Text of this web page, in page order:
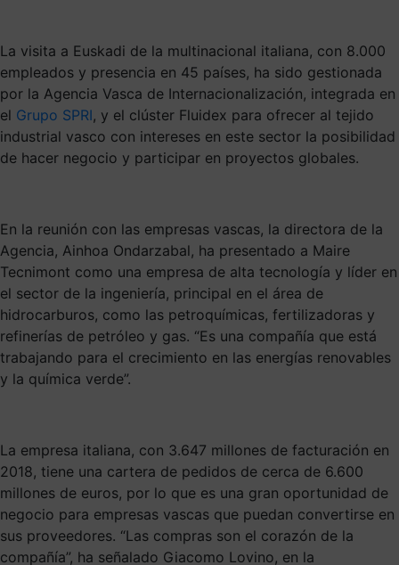
La visita a Euskadi de la multinacional italiana, con 8.000
empleados y presencia en 45 países, ha sido gestionada
por la Agencia Vasca de Internacionalización, integrada en
el Grupo SPRI, y el clúster Fluidex para ofrecer al tejido
industrial vasco con intereses en este sector la posibilidad
de hacer negocio y participar en proyectos globales.
En la reunión con las empresas vascas, la directora de la
Agencia, Ainhoa Ondarzabal, ha presentado a Maire
Tecnimont como una empresa de alta tecnología y líder en
el sector de la ingeniería, principal en el área de
hidrocarburos, como las petroquímicas, fertilizadoras y
refinerías de petróleo y gas. “Es una compañía que está
trabajando para el crecimiento en las energías renovables
y la química verde”.
La empresa italiana, con 3.647 millones de facturación en
2018, tiene una cartera de pedidos de cerca de 6.600
millones de euros, por lo que es una gran oportunidad de
negocio para empresas vascas que puedan convertirse en
sus proveedores. “Las compras son el corazón de la
compañía”, ha señalado Giacomo Lovino, en la